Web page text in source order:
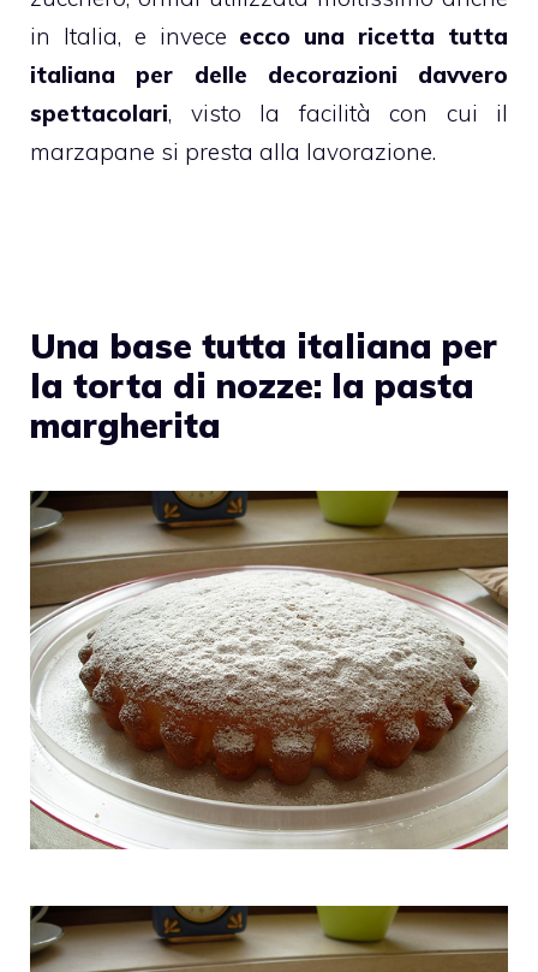
in Italia, e invece ecco una ricetta tutta
italiana per delle decorazioni davvero
spettacolari, visto la facilità con cui il
marzapane si presta alla lavorazione.
Una base tutta italiana per
la torta di nozze: la pasta
margherita